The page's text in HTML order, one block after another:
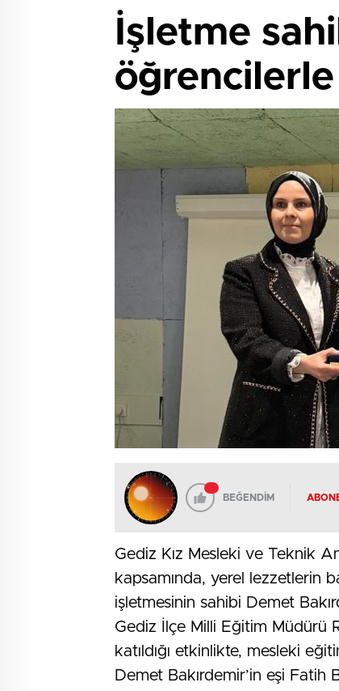
İşletme
öğrencilerle
BEĞENDİM
Gediz Kız Mesleki ve Teknik
kapsamında, yerel lezzetlerin
işletmesinin sahibi Demet
Gediz İlçe Milli Eğitim Müdürü
katıldığı etkinlikte, mesleki
Demet Bakırdemir’in eşi Fatih